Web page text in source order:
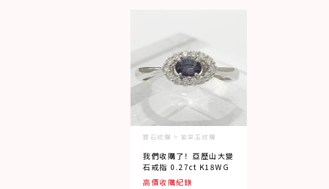
寶石收購 > 紫翠玉收購
我們收購了！亞歷山大變
石戒指 0.27ct K18WG
高價收購紀錄